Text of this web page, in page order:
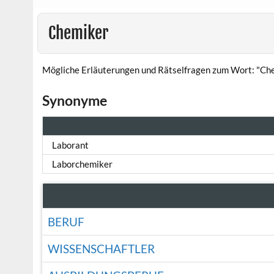
Chemiker
Mögliche Erläuterungen und Rätselfragen zum Wort:
Synonyme
Laborant
Laborchemiker
BERUF
WISSENSCHAFTLER